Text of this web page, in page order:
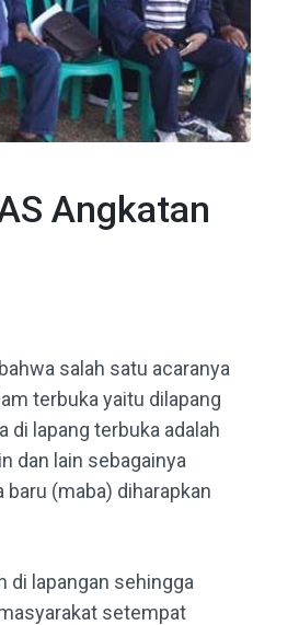
Angkatan
salah satu acaranya
terbuka yaitu dilapang
di lapang terbuka adalah
dan lain sebagainya
(maba) diharapkan
di lapangan sehingga
setempat